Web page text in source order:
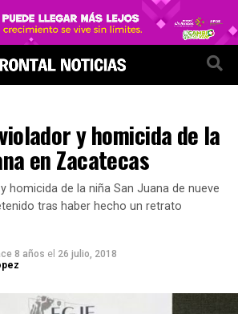
y homicida de la
en Zacatecas
homicida de la niña San Juana de nueve
tras haber hecho un retrato
8 años el 26 julio, 2018